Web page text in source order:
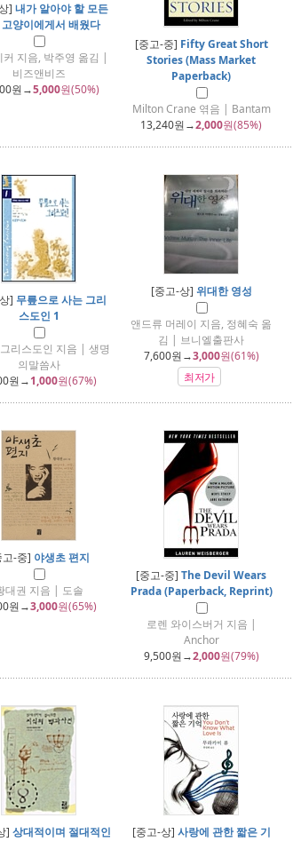
] 내가 알아야 할 모든
양이에게서 배웠다
커 지음, 박주영 옮김 |
비즈앤비즈
원→5,000원(50%)
[중고-중] Fifty Great Short
Stories (Mass Market
Paperback)
Milton Crane 엮음 | Bantam
13,240원→2,000원(85%)
] 무릎으로 사는 그리
스도인 1
리스도인 지음 | 생명
의말씀사
원→1,000원(67%)
[중고-상] 위대한 영성
앤드류 머레이 지음, 정혜숙 옮
김 | 브니엘출판사
7,600원→3,000원(61%)
최저가
고-중] 야생초 편지
대권 지음 | 도솔
원→3,000원(65%)
[중고-중] The Devil Wears
Prada (Paperback, Reprint)
로렌 와이스버거 지음 |
Anchor
9,500원→2,000원(79%)
] 상대적이며 절대적인
[중고-상] 사랑에 관한 짧은 기